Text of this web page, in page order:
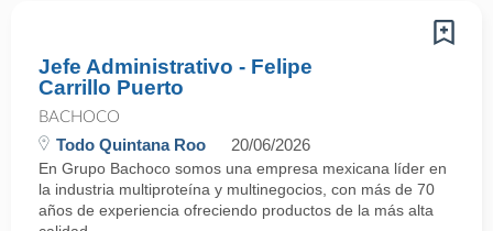
Jefe Administrativo - Felipe
Carrillo Puerto
BACHOCO
Todo Quintana Roo 20/06/2026
En Grupo Bachoco somos una empresa mexicana líder en
la industria multiproteína y multinegocios, con más de 70
años de experiencia ofreciendo productos de la más alta